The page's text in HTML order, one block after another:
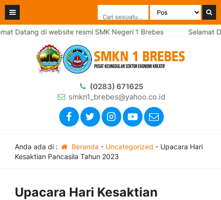
Datang di website resmi SMK Negeri 1 Brebes Selamat
(0283) 671625
smkn1_brebes@yahoo.co.id
Anda ada di : Beranda - Uncategorized - Upacara Hari
Kesaktian Pancasila Tahun 2023
Upacara Hari Kesaktian